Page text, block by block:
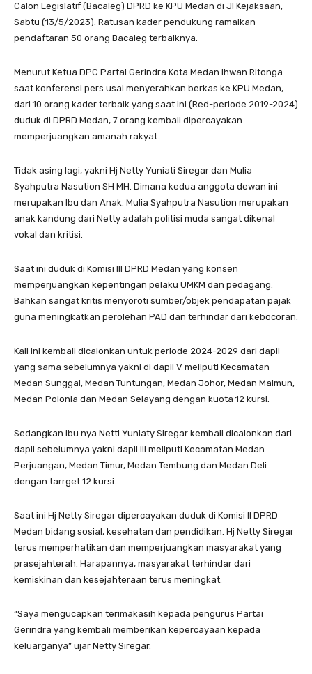
Calon Legislatif (Bacaleg) DPRD ke KPU Medan di Jl Kejaksaan,
Sabtu (13/5/2023). Ratusan kader pendukung ramaikan
pendaftaran 50 orang Bacaleg terbaiknya.
Menurut Ketua DPC Partai Gerindra Kota Medan Ihwan Ritonga
saat konferensi pers usai menyerahkan berkas ke KPU Medan,
dari 10 orang kader terbaik yang saat ini (Red-periode 2019-2024)
duduk di DPRD Medan, 7 orang kembali dipercayakan
memperjuangkan amanah rakyat.
Tidak asing lagi, yakni Hj Netty Yuniati Siregar dan Mulia
Syahputra Nasution SH MH. Dimana kedua anggota dewan ini
merupakan Ibu dan Anak. Mulia Syahputra Nasution merupakan
anak kandung dari Netty adalah politisi muda sangat dikenal
vokal dan kritisi.
Saat ini duduk di Komisi III DPRD Medan yang konsen
memperjuangkan kepentingan pelaku UMKM dan pedagang.
Bahkan sangat kritis menyoroti sumber/objek pendapatan pajak
guna meningkatkan perolehan PAD dan terhindar dari kebocoran.
Kali ini kembali dicalonkan untuk periode 2024-2029 dari dapil
yang sama sebelumnya yakni di dapil V meliputi Kecamatan
Medan Sunggal, Medan Tuntungan, Medan Johor, Medan Maimun,
Medan Polonia dan Medan Selayang dengan kuota 12 kursi.
Sedangkan Ibu nya Netti Yuniaty Siregar kembali dicalonkan dari
dapil sebelumnya yakni dapil III meliputi Kecamatan Medan
Perjuangan, Medan Timur, Medan Tembung dan Medan Deli
dengan tarrget 12 kursi.
Saat ini Hj Netty Siregar dipercayakan duduk di Komisi II DPRD
Medan bidang sosial, kesehatan dan pendidikan. Hj Netty Siregar
terus memperhatikan dan memperjuangkan masyarakat yang
prasejahterah. Harapannya, masyarakat terhindar dari
kemiskinan dan kesejahteraan terus meningkat.
“Saya mengucapkan terimakasih kepada pengurus Partai
Gerindra yang kembali memberikan kepercayaan kepada
keluarganya” ujar Netty Siregar.